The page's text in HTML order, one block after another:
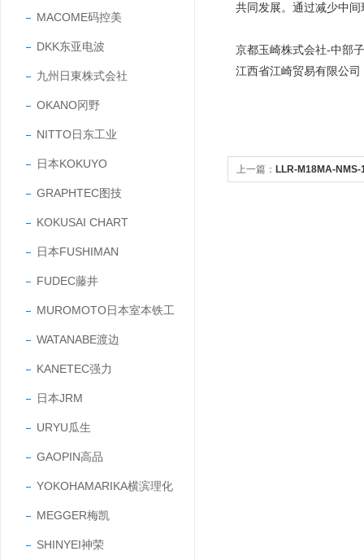
MACOME码控美
DKK东亚电波
九州日東株式会社
OKANO冈野
NITTO日东工业
日本KOKUYO
GRAPHTEC图技
KOKUSAI CHART
日本FUSHIMAN
FUDEC藤井
MUROMOTO日本室本铁工
WATANABE渡边
KANETEC强力
日本JRM
URYU瓜生
GAOPIN高品
YOKOHAMARIKA横滨理化
MEGGER梅凯
SHINYEI神荣
共同发展。通过减少中
京都玉崎株式会社-中部
江西省江崎贸易有限公司
上一篇： LLR-M18MA-